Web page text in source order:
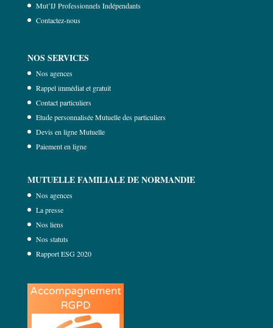
Mut’IJ Professionnels Indépendants
Contactez-nous
NOS SERVICES
Nos agences
Rappel immédiat et gratuit
Contact particuliers
Etude personnalisée Mutuelle des particuliers
Devis en ligne Mutuelle
Paiement en ligne
MUTUELLE FAMILIALE DE NORMANDIE
Nos agences
La presse
Nos liens
Nos statuts
Rapport ESG 2020